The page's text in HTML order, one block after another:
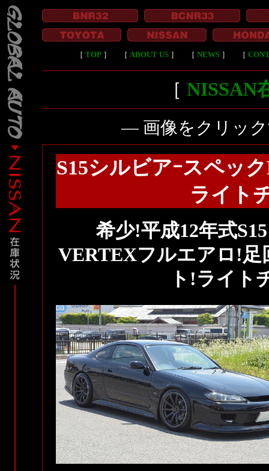
［ TOP］ ［ ABOUT US］ ［ NEWS］ ［
［ NISSAN
― 画像をクリッ
S15シルビアｰスペッ
ライト
希少!平成12年式
VERTEXフルエアロ!
ト!ライト